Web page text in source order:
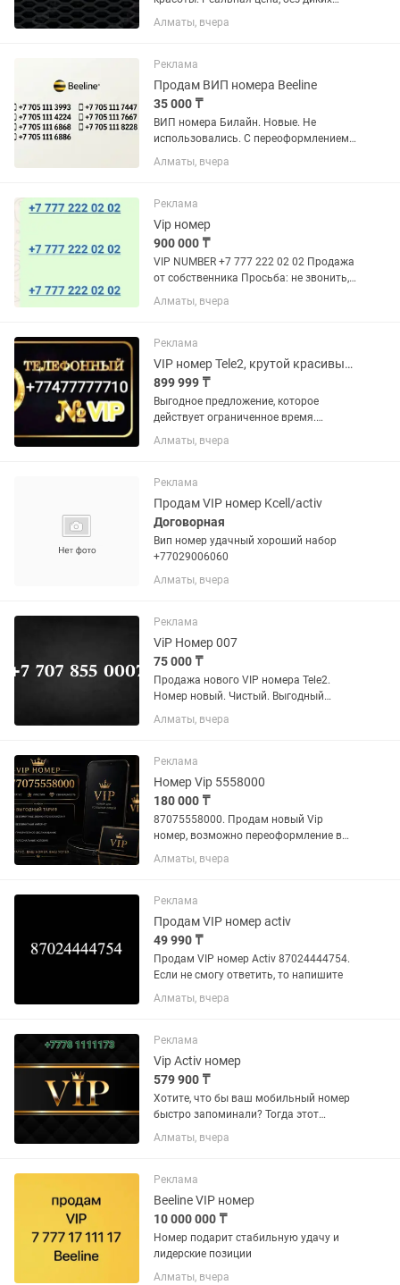
накруток. Пусть принесет радость
хорошему человеку.
Алматы, вчера
Реклама
Продам ВИП номера Beeline
35 000 ₸
ВИП номера Билайн. Новые. Не
использовались. С переоформлением
в офисе Билайн. На балансе - 0 тенге
Цена - 35 000 тенге за номер.
Алматы, вчера
Реклама
Vip номер
900 000 ₸
VIP NUMBER +7 777 222 02 02 Продажа
от собственника Просьба: не звонить,
писать на номер;
Алматы, вчера
Реклама
VIP номер Tele2, крутой красивый номер. Вип номер.Семерки,Симкарта,Платина
899 999 ₸
Выгодное предложение, которое
действует ограниченное время.
Официально переоформление. Успейте
приобрести. Продам VIP номер Теле2,
Платиновый номер. Best номер...
Алматы, вчера
Реклама
Продам VIP номер Kcell/activ
Договорная
Вип номер удачный хороший набор
+77029006060
Алматы, вчера
Реклама
ViP Номер 007
75 000 ₸
Продажа нового VIP номера Tele2.
Номер новый. Чистый. Выгодный
тариф. Цена за 95 000 тыс. тенге Без
торга! Официальное переоформление в
Алматы, вчера
Реклама
Номер Vip 5558000
180 000 ₸
87075558000. Продам новый Vip
номер, возможно переоформление в
любом городе РК, через офис
оператора. Хороший/выгодный тариф
солидный номер, для деловых, и...
Алматы, вчера
Реклама
Продам VIP номер activ
49 990 ₸
Продам VIP номер Activ 87024444754.
Если не смогу ответить, то напишите
Алматы, вчера
Реклама
Vip Activ номер
579 900 ₸
Хотите, что бы ваш мобильный номер
быстро запоминали? Тогда этот
красивый номер +7 778 11111173 для
Вас. Номер с переоформлением. Для
Алматы, вчера
Реклама
Beeline VIP номер
10 000 000 ₸
Номер подарит стабильную удачу и
лидерские позиции
Алматы, вчера